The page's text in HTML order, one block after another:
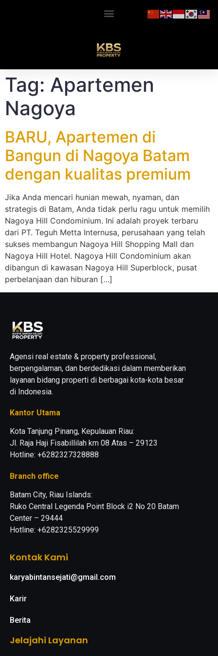
Tag: Apartemen
Nagoya
BARU, Apartemen di
Bangun di Nagoya Batam
dengan kualitas premium
Jika Anda mencari hunian mewah, nyaman, dan
strategis di Batam, Anda tidak perlu ragu untuk memilih
Nagoya Hill Condominium. Ini adalah proyek terbaru
dari PT. Teguh Metta Internusa, perusahaan yang telah
sukses membangun Nagoya Hill Shopping Mall dan
Nagoya Hill Hotel. Nagoya Hill Condominium akan
dibangun di kawasan Nagoya Hill Superblock, pusat
perbelanjaan dan hiburan […]
Agensi real estate & property professional,
berpengalaman, dan berdedikasi dalam memberikan
layanan bidang properti di berbagai kota-kota besar
di Indonesia.
Kantor Utama
Kota Tanjung Pinang, Kepulauan Riau:
Jl. Raja Haji Fisabillilah km 08 Atas – 29123
Hotline: +6282327328888
Branch office
Batam City, Riau Islands:
Ruko Central Legenda Point Block i2 No 20 Batam
Center – 29444
Hotline: +6282325529999
Kontak Kami
karyabintansejati@gmail.com
Karir
Berita
Jelajahi Layanan